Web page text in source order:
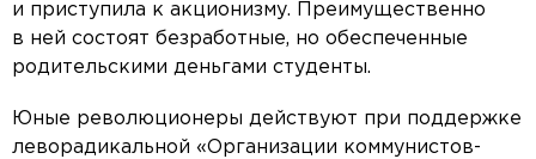
и приступила к акционизму. Преимущественно
в ней состоят безработные, но обеспеченные
родительскими деньгами студенты.
Юные революционеры действуют при поддержке
леворадикальной «Организации коммунистов-